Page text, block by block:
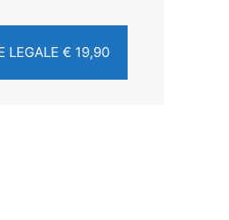
LEGALE € 19,90